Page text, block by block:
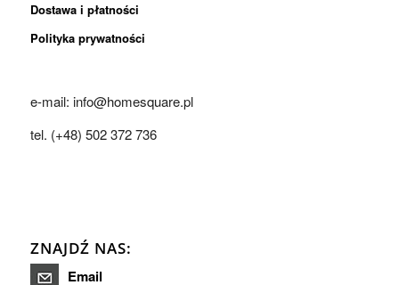
Dostawa i płatności
Polityka prywatności
e-mail: info@homesquare.pl
tel. (+48) 502 372 736
ZNAJDŹ NAS:
Email